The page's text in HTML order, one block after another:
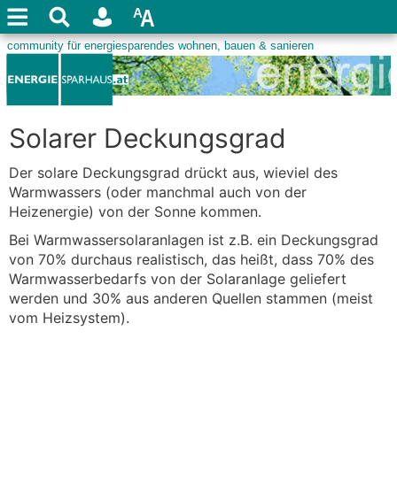
Solarer Deckungsgrad
Der solare Deckungsgrad drückt aus, wieviel des
Warmwassers (oder manchmal auch von der
Heizenergie) von der Sonne kommen.
Bei Warmwassersolaranlagen ist z.B. ein Deckungsgrad
von 70% durchaus realistisch, das heißt, dass 70% des
Warmwasserbedarfs von der Solaranlage geliefert
werden und 30% aus anderen Quellen stammen (meist
vom Heizsystem).